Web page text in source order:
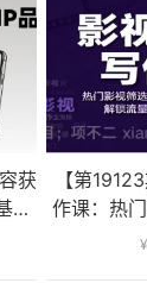
获
本
【第
作课：热
创作全流 ¥